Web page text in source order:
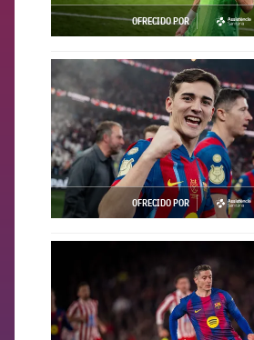
OFRECIDO POR
asistencia
FCB Barcelona badge
OFRECIDO POR
asistencia